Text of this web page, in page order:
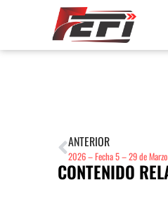
ANTERIOR
2026 – Fecha 5 – 29 de Marzo
CONTENIDO